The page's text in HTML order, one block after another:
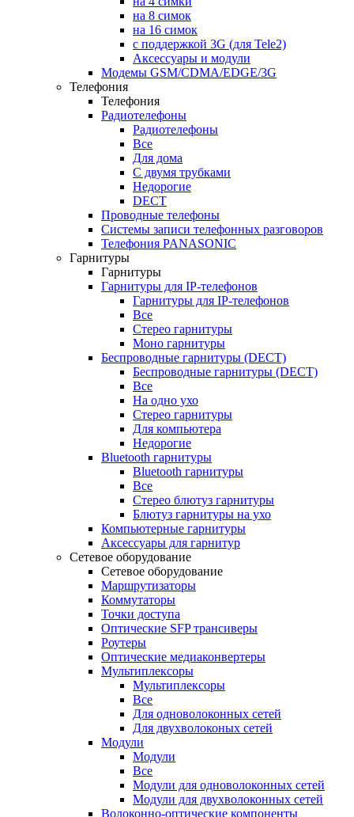
на 8 симок
на 16 симок
с поддержкой 3G (для Tele2)
Аксессуары и модули
Модемы GSM/CDMA/EDGE/3G
Телефония
Телефония
Радиотелефоны
Радиотелефоны
Все
Для дома
С двумя трубками
Недорогие
DECT
Проводные телефоны
Системы записи телефонных разговоров
Телефония PANASONIC
Гарнитуры
Гарнитуры
Гарнитуры для IP-телефонов
Гарнитуры для IP-телефонов
Все
Стерео гарнитуры
Моно гарнитуры
Беспроводные гарнитуры (DECT)
Беспроводные гарнитуры (DECT)
Все
На одно ухо
Стерео гарнитуры
Для компьютера
Недорогие
Bluetooth гарнитуры
Bluetooth гарнитуры
Все
Стерео блютуз гарнитуры
Блютуз гарнитуры на ухо
Компьютерные гарнитуры
Аксессуары для гарнитур
Сетевое оборудование
Сетевое оборудование
Маршрутизаторы
Коммутаторы
Точки доступа
Оптические SFP трансиверы
Роутеры
Оптические медиаконвертеры
Мультиплексоры
Мультиплексоры
Все
Для одноволоконных сетей
Для двухволоконых сетей
Модули
Модули
Все
Модули для одноволоконных сетей
Модули для двухволоконных сетей
Волоконно-оптические компоненты